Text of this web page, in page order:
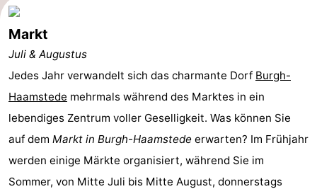
Markt
Juli & Augustus
Jedes Jahr verwandelt sich das charmante Dorf Burgh-
Haamstede mehrmals während des Marktes in ein
lebendiges Zentrum voller Geselligkeit. Was können Sie
auf dem Markt in Burgh-Haamstede erwarten? Im Frühjahr
werden einige Märkte organisiert, während Sie im
Sommer, von Mitte Juli bis Mitte August, donnerstags